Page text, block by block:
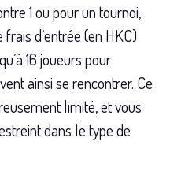
1 ou pour un tournoi,
d’entrée (en HKC)
16 joueurs pour
ainsi se rencontrer. Ce
limité, et vous
dans le type de